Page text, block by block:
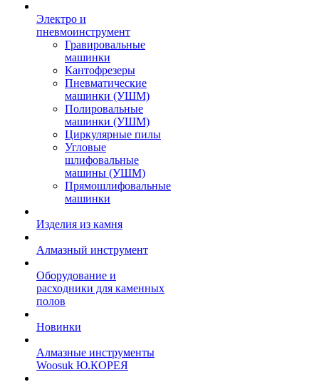
Электро и
пневмоинструмент
Гравировальные
машинки
Кантофрезеры
Пневматические
машинки (УШМ)
Полировальные
машинки (УШМ)
Циркулярные пилы
Угловые
шлифовальные
машины (УШМ)
Прямошлифовальные
машинки
Изделия из камня
Алмазный инструмент
Оборудование и
расходники для каменных
полов
Новинки
Алмазные инструменты
Woosuk Ю.КОРЕЯ